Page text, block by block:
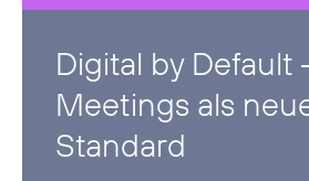
Digital by Default
Meetings als
Standard